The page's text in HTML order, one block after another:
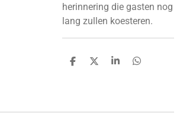
herinnering die gasten nog
lang zullen koesteren.
D
D
S
D